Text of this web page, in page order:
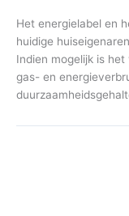
Het energielabel en
huidige
Indien mogelijk is
gas- en